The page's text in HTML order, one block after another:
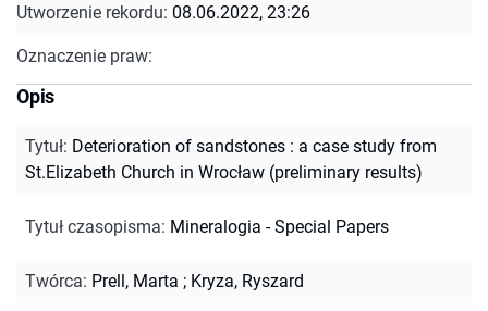
Utworzenie rekordu: 08.06.2022, 23:26
Oznaczenie praw:
Opis
Tytuł: Deterioration of sandstones : a case study from
St.Elizabeth Church in Wrocław (preliminary results)
Tytuł czasopisma: Mineralogia - Special Papers
Twórca: Prell, Marta ; Kryza, Ryszard